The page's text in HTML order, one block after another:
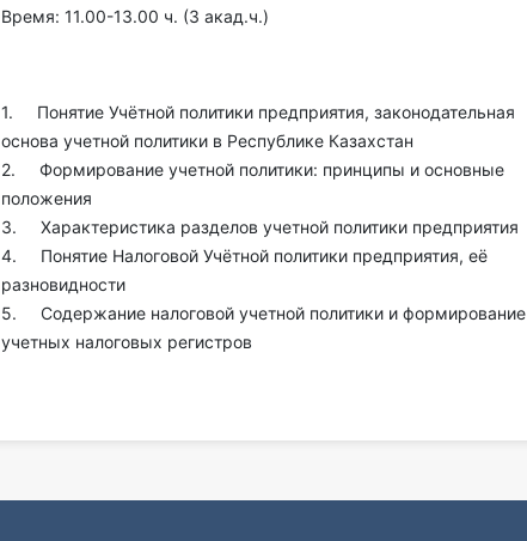
Время: 11.00-13.00 ч. (3 акад.ч.)
1. Понятие Учётной политики предприятия, законодательная
основа учетной политики в Республике Казахстан
2. Формирование учетной политики: принципы и основные
положения
3. Характеристика разделов учетной политики предприятия
4. Понятие Налоговой Учётной политики предприятия, её
разновидности
5. Содержание налоговой учетной политики и формирование
учетных налоговых регистров